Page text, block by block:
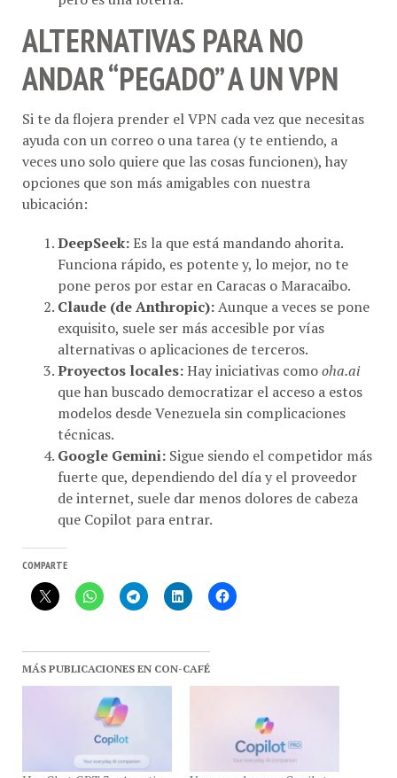
ALTERNATIVAS PARA NO
ANDAR “PEGADO” A UN VPN
​Si te da flojera prender el VPN cada vez que necesitas
ayuda con un correo o una tarea (y te entiendo, a
veces uno solo quiere que las cosas funcionen), hay
opciones que son más amigables con nuestra
ubicación:
DeepSeek:
Es la que está mandando ahorita.
Funciona rápido, es potente y, lo mejor, no te
pone peros por estar en Caracas o Maracaibo.
Claude (de Anthropic): Aunque a veces se pone
exquisito, suele ser más accesible por vías
alternativas o aplicaciones de terceros.
Proyectos locales:Hay iniciativas como
oha.ai
que han buscado democratizar el acceso a estos
modelos desde Venezuela sin complicaciones
técnicas.
Google Gemini:
Sigue siendo el competidor más
fuerte que, dependiendo del día y el proveedor
de internet, suele dar menos dolores de cabeza
que Copilot para entrar.
Usa Chat GPT 3 y 4 gratis
Veamos el nuevo Copilot